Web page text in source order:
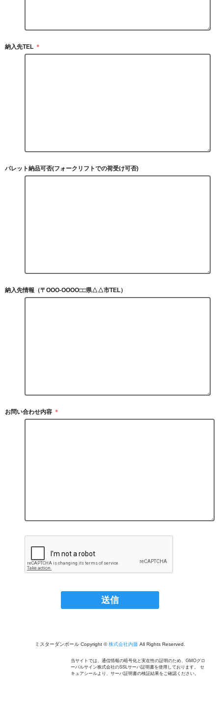
納入先TEL ＊
パレット納品可否(フォークリフトでの荷受け可否)
納入先情報（〒OOO-OOOO□□県△△市TEL）
お問い合わせ内容 ＊
ミスターダンボール Copyright ©株式会社内藤 All Rights Reserved.
当サイトでは、通信情報の暗号化と実在性の証明のため、GMOグロ
ーバルサイン株式会社のSSLサーバ証明書を使用しております。 セ
キュアシールより、サーバ証明書の検証結果をご確認ください。